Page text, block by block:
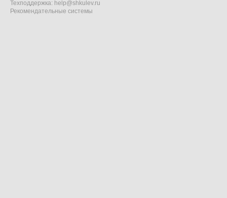
Техподдержка: help@shkulev.ru
Рекомендательные системы